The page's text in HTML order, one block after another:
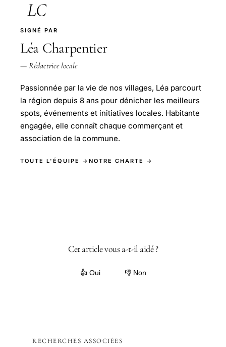
LC
SIGNÉ PAR
Léa Charpentier
— Rédactrice locale
Passionnée par la vie de nos villages, Léa parcourt
la région depuis 8 ans pour dénicher les meilleurs
spots, événements et initiatives locales. Habitante
engagée, elle connaît chaque commerçant et
association de la commune.
TOUTE L'ÉQUIPE → NOTRE CHARTE →
Cet article vous a-t-il aidé ?
👍 Oui 👎 Non
RECHERCHES ASSOCIÉES